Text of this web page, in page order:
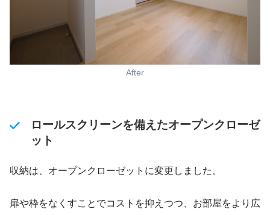
After
ロールスクリーンを備えたオープンクローゼ
ット
収納は、オープンクローゼットに変更しました。
扉や枠をなくすことでコストを抑えつつ、お部屋をより広